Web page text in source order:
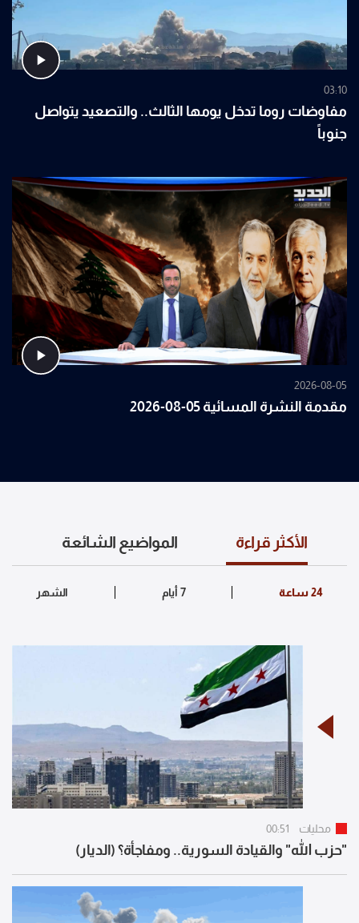
03:10
مفاوضات روما تدخل يومها الثالث.. والتصعيد يتواصل
جنوباً
2026-08-05
مقدمة النشرة المسائية 05-08-2026
الأكثر قراءة المواضيع الشائعة
محليات 00:51
"حزب الله" والقيادة السورية.. ومفاجأة؟ (الديار)